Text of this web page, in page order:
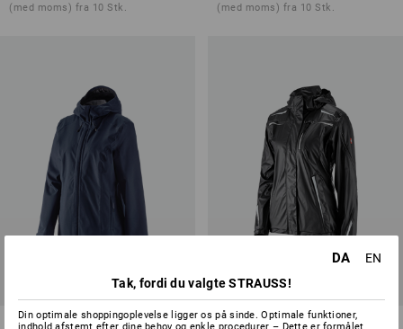
(med moms) fra 10 Stk. (med moms) fra 10 Stk.
e.s. Funktionsjakke CI, damer
Regnjakke e.s.motion 2020
DA
EN
Tak, fordi du valgte STRAUSS!
Din optimale shoppingoplevelse ligger os på sinde. Optimale funktioner,